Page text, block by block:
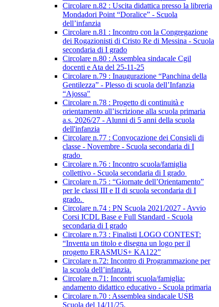
Circolare n.82 : Uscita didattica presso la libreria
Mondadori Point “Doralice” - Scuola
dell’infanzia
Circolare n.81 : Incontro con la Congregazione
dei Rogazionisti di Cristo Re di Messina - Scuola
secondaria di I grado
Circolare n.80 : Assemblea sindacale Cgil
docenti e Ata del 25-11-25
Circolare n.79 : Inaugurazione “Panchina della
Gentilezza” - Plesso di scuola dell’Infanzia
“Ajossa"
Circolare n.78 : Progetto di continuità e
orientamento all’iscrizione alla scuola primaria
a.s. 2026/27 - Alunni di 5 anni della scuola
dell'infanzia
Circolare n.77 : Convocazione dei Consigli di
classe - Novembre - Scuola secondaria di I
grado
Circolare n.76 : Incontro scuola/famiglia
collettivo - Scuola secondaria di I grado
Circolare n.75 : “Giornate dell’Orientamento”
per le classi III e II di scuola secondaria di I
grado.
Circolare n.74 : PN Scuola 2021/2027 - Avvio
Corsi ICDL Base e Full Standard - Scuola
secondaria di I grado
Circolare n.73 : Finalisti LOGO CONTEST:
“Inventa un titolo e disegna un logo per il
progetto ERASMUS+ KA122”
Circolare n.72: Incontro di Programmazione per
la scuola dell’infanzia.
Circolare n.71: Incontri scuola/famiglia:
andamento didattico educativo - Scuola primaria
Circolare n.70 : Assemblea sindacale USB
Scuola del 14/11/25.